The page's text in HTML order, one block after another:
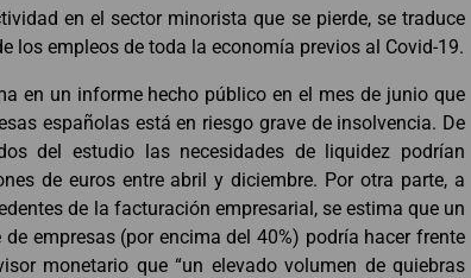
en el sector minorista que se pierde, se traduce
los empleos de toda la economía previos al Covid-19.
en un informe hecho público en el mes de junio que
españolas está en riesgo grave de insolvencia. De
del estudio las necesidades de liquidez podrían
de euros entre abril y diciembre. Por otra parte, a
de la facturación empresarial, se estima que un
empresas (por encima del 40%) podría hacer frente
monetario que “un elevado volumen de quiebras